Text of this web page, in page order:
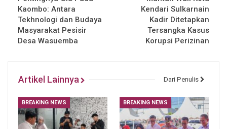
Kaombo: Antara
Tekhnologi dan Budaya
Masyarakat Pesisir
Desa Wasuemba
Kendari Sulkarnain
Kadir Ditetapkan
Tersangka Kasus
Korupsi Perizinan
Artikel Lainnya Dari Penulis
BREAKING NEWS BREAKING NEWS